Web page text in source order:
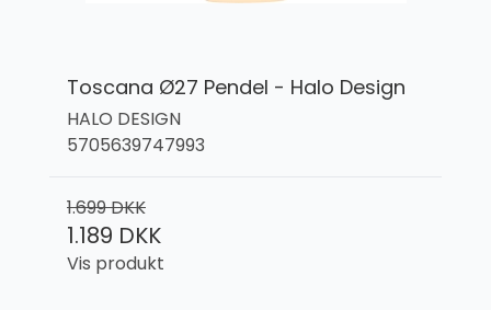
Toscana Ø27 Pendel - Halo Design
HALO DESIGN
5705639747993
1.699 DKK
1.189 DKK
Vis produkt